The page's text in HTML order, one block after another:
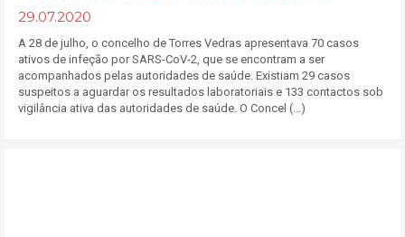
29.07.2020
A 28 de julho, o concelho de Torres Vedras apresentava 70 casos
ativos de infeção por SARS-CoV-2, que se encontram a ser
acompanhados pelas autoridades de saúde. Existiam 29 casos
suspeitos a aguardar os resultados laboratoriais e 133 contactos sob
vigilância ativa das autoridades de saúde. O Concel (...)